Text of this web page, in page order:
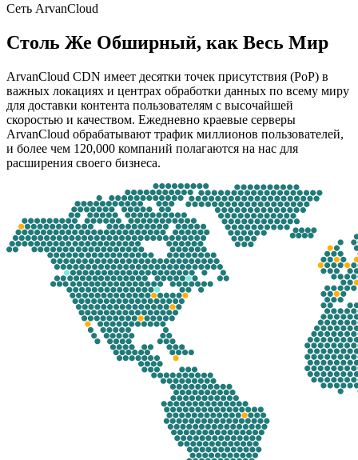
Сеть ArvanCloud
Столь Же Обширный, как Весь Мир
ArvanCloud CDN имеет десятки точек присутствия (PoP) в
важных локациях и центрах обработки данных по всему миру
для доставки контента пользователям с высочайшей
скоростью и качеством. Ежедневно краевые серверы
ArvanCloud обрабатывают трафик миллионов пользователей,
и более чем 120,000 компаний полагаются на нас для
расширения своего бизнеса.